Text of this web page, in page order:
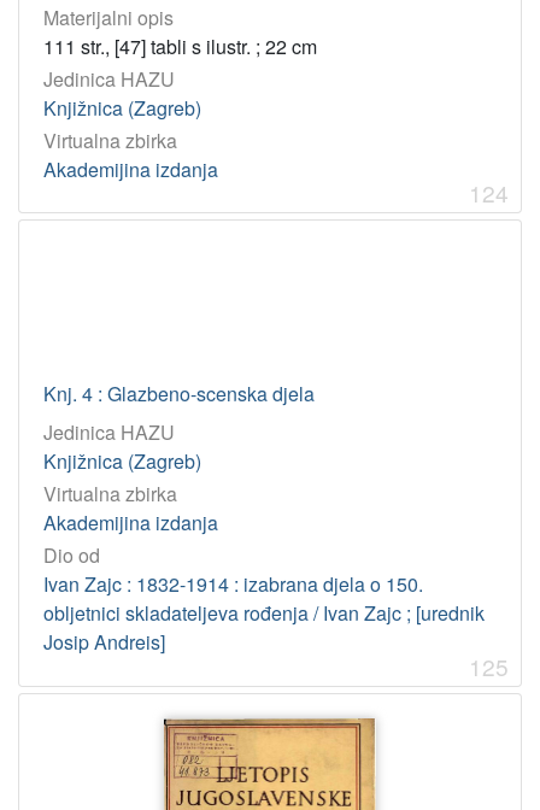
Materijalni opis
111 str., [47] tabli s ilustr. ; 22 cm
Jedinica HAZU
Knjižnica (Zagreb)
Virtualna zbirka
Akademijina izdanja
124
Knj. 4 : Glazbeno-scenska djela
Jedinica HAZU
Knjižnica (Zagreb)
Virtualna zbirka
Akademijina izdanja
Dio od
Ivan Zajc : 1832-1914 : izabrana djela o 150.
obljetnici skladateljeva rođenja / Ivan Zajc ; [urednik
Josip Andreis]
125